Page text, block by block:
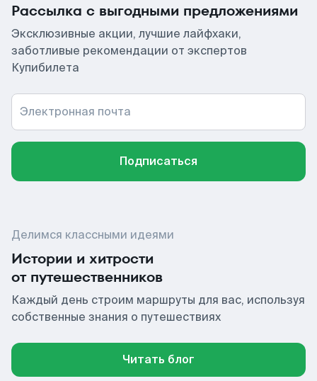
Рассылка с выгодными предложениями
Эксклюзивные акции, лучшие лайфхаки,
заботливые рекомендации от экспертов
Купибилета
Электронная почта
Подписаться
Делимся классными идеями
Истории и хитрости
от путешественников
Каждый день строим маршруты для вас, используя
собственные знания о путешествиях
Читать блог